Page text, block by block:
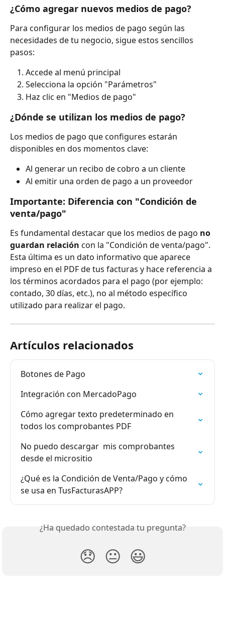
¿Cómo agregar nuevos medios de pago?
Para configurar los medios de pago según las
necesidades de tu negocio, sigue estos sencillos
pasos:
Accede al menú principal
Selecciona la opción "Parámetros"
Haz clic en "Medios de pago"
¿Dónde se utilizan los medios de pago?
Los medios de pago que configures estarán
disponibles en dos momentos clave:
Al generar un recibo de cobro a un cliente
Al emitir una orden de pago a un proveedor
Importante: Diferencia con "Condición de
venta/pago"
Es fundamental destacar que los medios de pago no
guardan relación con la "Condición de venta/pago".
Esta última es un dato informativo que aparece
impreso en el PDF de tus facturas y hace referencia a
los términos acordados para el pago (por ejemplo:
contado, 30 días, etc.), no al método específico
utilizado para realizar el pago.
Artículos relacionados
Botones de Pago
Integración con MercadoPago
Cómo agregar texto predeterminado en
todos los comprobantes PDF
No puedo descargar  mis comprobantes
desde el micrositio
¿Qué es la Condición de Venta/Pago y cómo
se usa en TusFacturasAPP?
¿Ha quedado contestada tu pregunta?
😞 😐 😃